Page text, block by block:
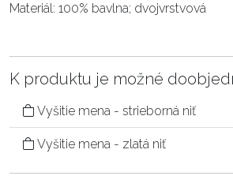
Materiál: 100% bavlna; dvojvrstvová
K produktu je možné
Vyšitie mena - strieborná niť
Vyšitie mena - zlatá niť